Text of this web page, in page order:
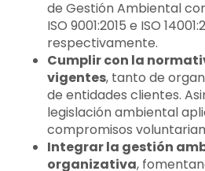
de Gestión Ambiental
ISO 9001:2015 e ISO
respectivamente.
Cumplir con la
vigentes, tanto de
de entidades clientes.
legislación ambiental
compromisos
Integrar la gestión
organizativa,